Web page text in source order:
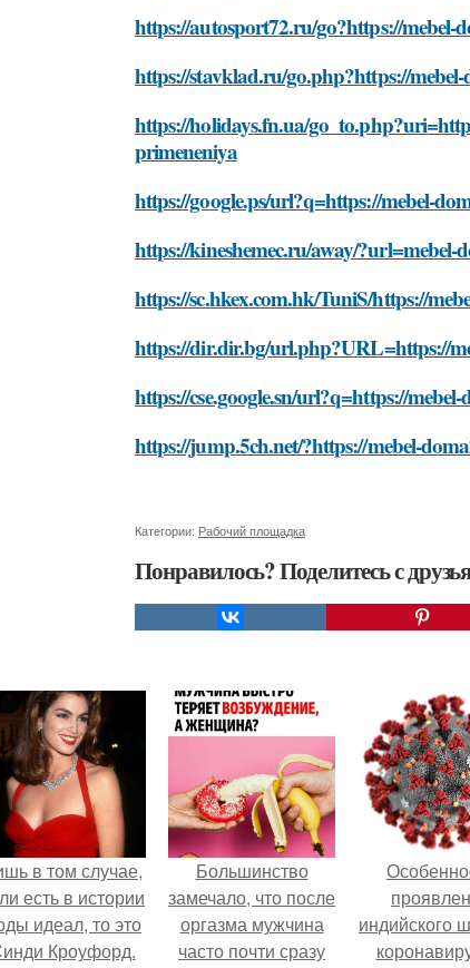
https://autosport72.ru/go?https://mebel-
https://stavklad.ru/go.php?https://
https://holidays.fn.ua/
primeneniya
https://google.ps/url?q=https://mebel-
https://kineshemec.ru/away/
https://sc.hkex.com.hk/TuniS/https://
https://dir.dir.bg/url.php?URL=https://
https://cse.google.sn/url?q=https://
https://jump.5ch.net/?https://mebel-
Категории: Рабочий площадка
Понравилось? Поделитесь с
в том случае,
есть в истории
идеал, то это
Кроуфорд.
Большинство
замечало, что после
оргазма мужчина
часто почти сразу
индийского